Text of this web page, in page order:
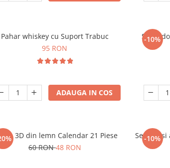
Pahar whiskey cu Suport Trabuc
95 RON
ADAUGA IN COS
-10%
Set
3D din lemn Calendar 21 Piese
60 RON48 RON
-10%
Set sah si